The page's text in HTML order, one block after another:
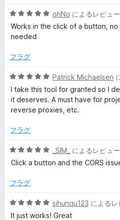
中
5
の
価
5
段
階
5
評
価
ohNo によるレビュ
Works in the click of a button,
needed
フラグ
5
段
階
中
の
価
Patrick Michaelsen
I take this tool for granted so I
it deserves. A must have for
reverse proxies, etc.
フラグ
5
段
中
の
評
_SIM_ によるレビュ
Click a button and the CORS
フラグ
5
段
sihunqu123 による
It just works! Great